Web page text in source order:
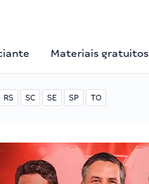
Materiais gratuitos
RS SC SE SP TO